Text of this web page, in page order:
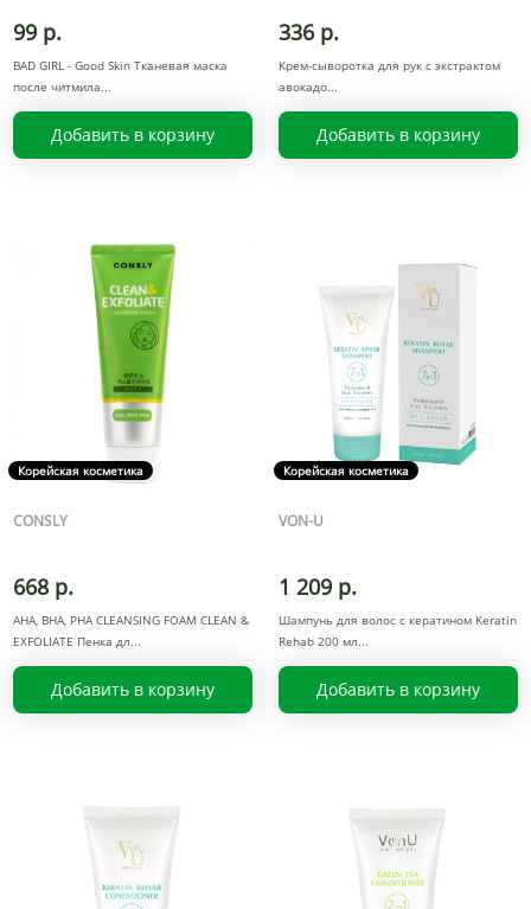
99 р.
BAD GIRL - Good Skin Тканевая маска
после читмила
Добавить в корзину
336 р.
Крем-сыворотка для рук с экстрактом
авокадо
Добавить в корзину
Корейская косметика
CONSLY
668 р.
АНА, ВНА, РНА CLEANSING FOAM CLEAN &
EXFOLIATE Пенка дл
Добавить в корзину
Корейская косметика
VON-U
1 209 р.
Шампунь для волос с кератином Keratin
Rehab 200 мл
Добавить в корзину